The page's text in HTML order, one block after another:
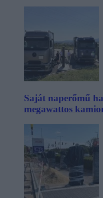
Saját naperőmű
megawattos